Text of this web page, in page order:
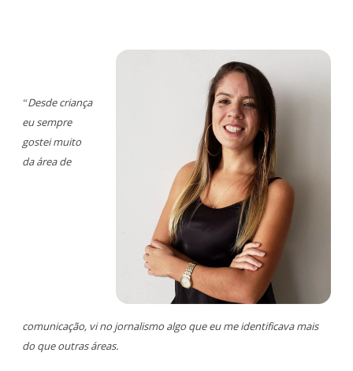
“Desde criança
eu sempre
gostei muito
da área de
comunicação, vi no jornalismo algo que eu me identificava mais
do que outras áreas.